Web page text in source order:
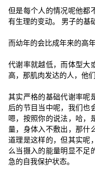
但是每个人的情况呢他都
有生理的变动。 男子的基
而幼年的会比成年来的高年
代谢率就越低，而体型大
高，那肌肉发达的人，他
其实严格的基础代谢率呢
后的节目当中呢，我们也
嗯，按照你的说法，哈，
量，身体入不敷出，那什
道理是这样的，但其实呢
么当摄入的能量明显不足
急的自我保护状态。